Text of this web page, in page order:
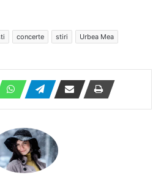
concerte stiri
Urbea Mea